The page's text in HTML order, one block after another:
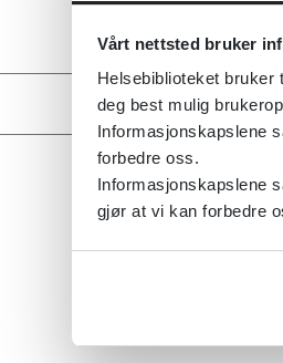
Vårt nettsted bruker
Helsebiblioteket bruker
deg best mulig
Informasjonskapslene
forbedre oss.
Informasjonskapslene
gjør at vi kan forbedre